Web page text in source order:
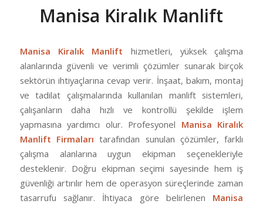
Manisa Kiralık Manlift
Manisa Kiralık Manlift hizmetleri, yüksek çalışma
alanlarında güvenli ve verimli çözümler sunarak birçok
sektörün ihtiyaçlarına cevap verir. İnşaat, bakım, montaj
ve tadilat çalışmalarında kullanılan manlift sistemleri,
çalışanların daha hızlı ve kontrollü şekilde işlem
yapmasına yardımcı olur. Profesyonel Manisa Kiralık
Manlift Firmaları tarafından sunulan çözümler, farklı
çalışma alanlarına uygun ekipman seçenekleriyle
desteklenir. Doğru ekipman seçimi sayesinde hem iş
güvenliği artırılır hem de operasyon süreçlerinde zaman
tasarrufu sağlanır. İhtiyaca göre belirlenen Manisa